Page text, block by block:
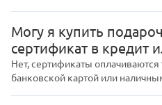
Могу я купить
сертификат в кредит
Нет, сертификаты
банковской картой или